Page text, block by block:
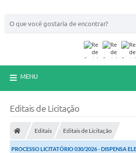
MENU
Editais de Licitação
Editais Editais de Licitação
PROCESSO LICITATÓRIO 030/2026 - DISPENSA